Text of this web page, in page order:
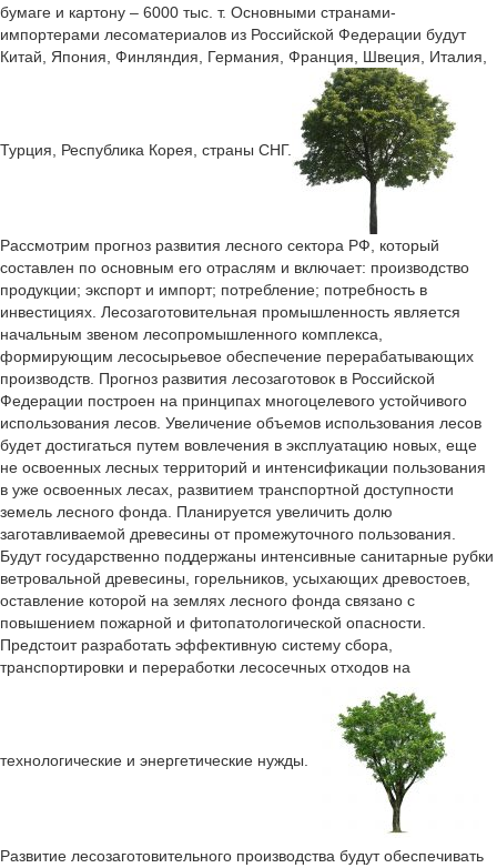
бумаге и картону – 6000 тыс. т. Основными странами-
импортерами лесоматериалов из Российской Федерации будут
Китай, Япония, Финляндия, Германия, Франция, Швеция, Италия,
Турция, Республика Корея, страны СНГ.
Рассмотрим прогноз развития лесного сектора РФ, который
составлен по основным его отраслям и включает: производство
продукции; экспорт и импорт; потребление; потребность в
инвестициях. Лесозаготовительная промышленность является
начальным звеном лесопромышленного комплекса,
формирующим лесосырьевое обеспечение перерабатывающих
производств. Прогноз развития лесозаготовок в Российской
Федерации построен на принципах многоцелевого устойчивого
использования лесов. Увеличение объемов использования лесов
будет достигаться путем вовлечения в эксплуатацию новых, еще
не освоенных лесных территорий и интенсификации пользования
в уже освоенных лесах, развитием транспортной доступности
земель лесного фонда. Планируется увеличить долю
заготавливаемой древесины от промежуточного пользования.
Будут государственно поддержаны интенсивные санитарные рубки
ветровальной древесины, горельников, усыхающих древостоев,
оставление которой на землях лесного фонда связано с
повышением пожарной и фитопатологической опасности.
Предстоит разработать эффективную систему сбора,
транспортировки и переработки лесосечных отходов на
технологические и энергетические нужды.
Развитие лесозаготовительного производства будут обеспечивать